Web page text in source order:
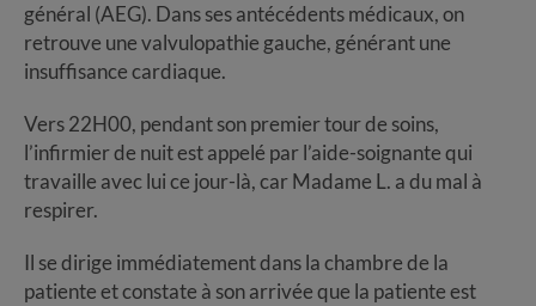
général (AEG). Dans ses antécédents médicaux, on
retrouve une valvulopathie gauche, générant une
insuffisance cardiaque.
Vers 22H00, pendant son premier tour de soins,
l’infirmier de nuit est appelé par l’aide-soignante qui
travaille avec lui ce jour-là, car Madame L. a du mal à
respirer.
Il se dirige immédiatement dans la chambre de la
patiente et constate à son arrivée que la patiente est